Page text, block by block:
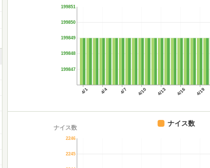
4/1 4/4 4/7 4/10 4/13 4/16 4/19
199847
199848
199849
199850
199851
2245
2246
ナイス数
ナイス数